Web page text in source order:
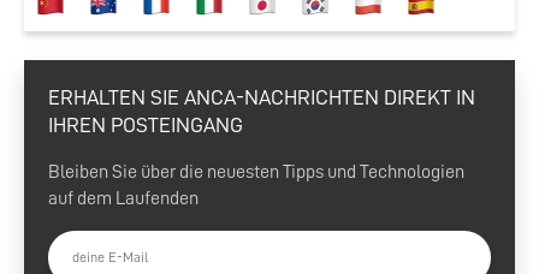
ERHALTEN SIE ANCA-NACHRICHTEN DIREKT IN
IHREN POSTEINGANG
Bleiben Sie über die neuesten Tipps und Technologien
auf dem Laufenden